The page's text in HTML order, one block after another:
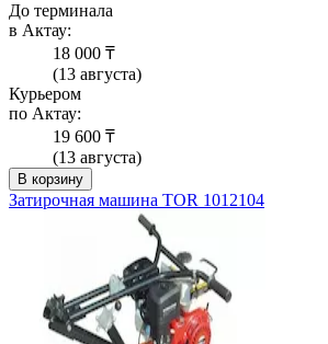
До терминала
в Актау:
18 000 ₸
(13 августа)
Курьером
по Актау:
19 600 ₸
(13 августа)
В корзину
Затирочная машина TOR 1012104